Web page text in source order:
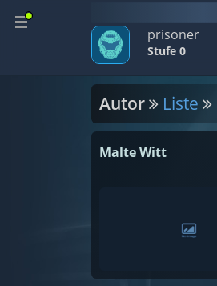
prisoner
Stufe 0
Autor Liste
Malte Witt